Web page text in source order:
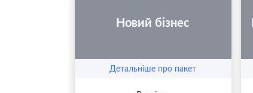
Новий бiзнес
Детальніше про пакет